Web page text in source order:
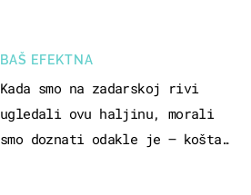
BAŠ EFEKTNA
Kada smo na zadarskoj rivi
ugledali ovu haljinu, morali
smo doznati odakle je – košta